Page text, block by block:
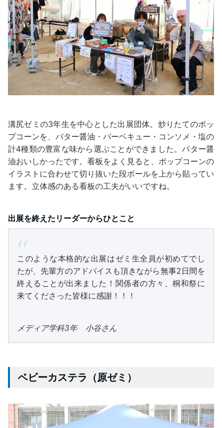
溝尻ゼミの3年生を中心とした出展団体。炒りたてのポッ
プコーンを、バター醤油・バーベキュー・コンソメ・塩の
計4種類の豊富な味から選ぶことができました。バター醤
油おいしかったです。看板をよく見ると、ポップコーンの
イラストに合わせて切り抜いた段ボールを上から貼ってい
ます。立体感のある看板の工夫がいいですね。
出展を終えたリーダーからひとこと
このような本格的な出展はゼミ生全員が初めてでし
たが、先輩方のアドバイスも頂きながら無事2日間を
終えることが出来ました！関係者の方々、桐和祭に
来てくださった皆様に感謝！！！
メディア学科3年 小谷さん
ベビーカステラ（原ゼミ）